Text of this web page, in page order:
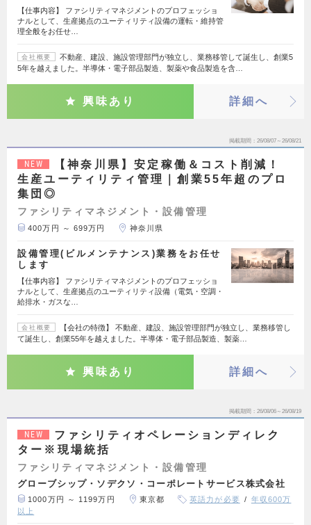
【仕事内容】 ファシリティマネジメントのプロフェッショ
ナルとして、生産拠点のユーティリティ設備の運転・維持管
理全般をお任せ…
会社概要
不動産、建設、施設管理部門が独立し、業務移管して誕生し、創業5
5年を越えました。半導体・電子部品製造、製薬や食品製造を含…
興味あり 詳細へ
掲載期間 26/08/07～26/08/21
NEW
【神奈川県】安定稼働＆コスト削減！
生産ユーティリティ管理｜創業55年超のプロ
集団◎
ファシリティマネジメント・設備管理
400万円 ～ 699万円 神奈川県
設備管理(ビルメンテナンス)業務をお任せ
します
【仕事内容】 ファシリティマネジメントのプロフェッショ
ナルとして、生産拠点のユーティリティ設備（電気・空調・
給排水・ガスな…
会社概要
【会社の特徴】 不動産、建設、施設管理部門が独立し、業務移管し
て誕生し、創業55年を越えました。半導体・電子部品製造、製薬…
興味あり 詳細へ
掲載期間 26/08/06～26/08/19
NEW
ファシリティオペレーションディレク
ター※現場統括
ファシリティマネジメント・設備管理
グローブシップ・ソデクソ・コーポレートサービス株式会社
1000万円 ～ 1199万円 東京都 英語力が必要
年収600万
以上